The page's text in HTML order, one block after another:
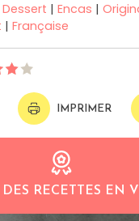
Dessert | Encas |
| Française
IMPRIMER
RECETTES EN